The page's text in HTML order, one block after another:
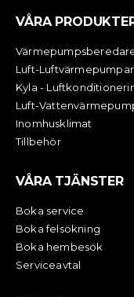
VÅRA
Luft-Luftvärmepumpar
Kyla -
Luft-
Inomhusklimat
Tillbehör
VÅRA TJÄNSTER
Boka service
Boka felsökning
Boka hembesök
Serviceavtal